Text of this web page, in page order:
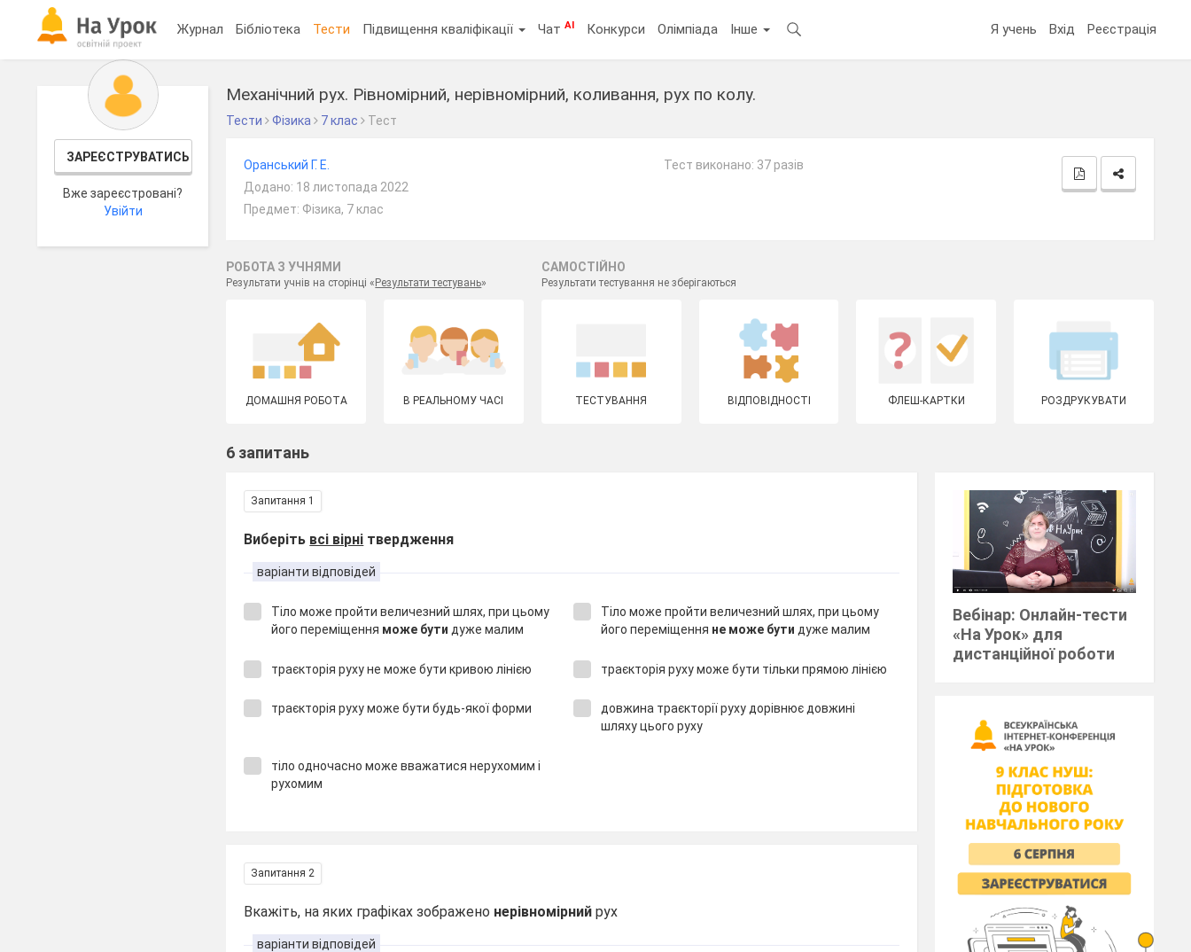
Журнал Бібліотека Тести Підвищення кваліфікації ЧатAI Конкурси Олімпіада Інше Я учень Вхід Реєстрація
ЗАРЕЄСТРУВАТИСЬ
Вже зареєстровані?
Увійти
Механічний рух. Рівномірний, нерівномірний, коливання, рух по колу.
Тести Фізика 7 клас Тест
Оранський Г. Е.
Додано: 18 листопада 2022
Предмет: Фізика, 7 клас
Тест виконано: 37 разів
РОБОТА З УЧНЯМИ
Результати учнів на сторінці « Результати тестувань»
САМОСТІЙНО
Результати тестування не зберігаються
ДОМАШНЯ РОБОТА В РЕАЛЬНОМУ ЧАСІ ТЕСТУВАННЯ ВІДПОВІДНОСТІ ФЛЕШ-КАРТКИ РОЗДРУКУВАТИ
6 запитань
Запитання 1
Виберіть всі вірні твердження
варіанти відповідей
Тіло може пройти величезний шлях, при цьому
його переміщення може бути дуже малим
Тіло може пройти величезний шлях, при цьому
його переміщення не може бути дуже малим
траєкторія руху не може бути кривою лінією траєкторія руху може бути тільки прямою лінією
траєкторія руху може бути будь-якої форми
довжина траєкторії руху дорівнює довжині
шляху цього руху
тіло одночасно може вважатися нерухомим і
рухомим
Запитання 2
Вкажіть, на яких графіках зображено нерівномірний рух
варіанти відповідей
Вебінар: Онлайн-тести
«На Урок» для
дистанційної роботи